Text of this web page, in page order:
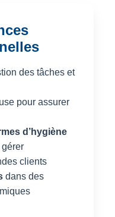
des tâches et
pour assurer
d’hygiène
gérer
clients
dans des